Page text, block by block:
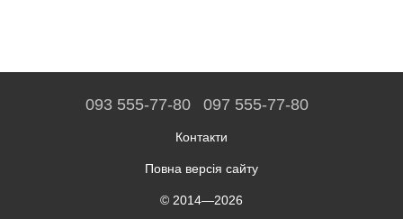
093 555-77-80 097 555-77-80
Контакти
Повна версія сайту
© 2014—2026